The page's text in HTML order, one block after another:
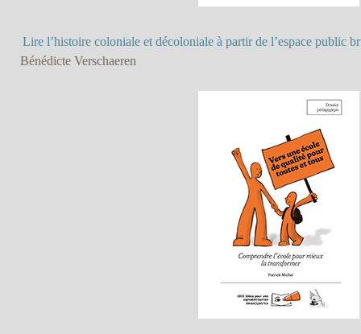
Lire l’histoire coloniale et décoloniale à partir de l’espace public
Bénédicte Verschaeren